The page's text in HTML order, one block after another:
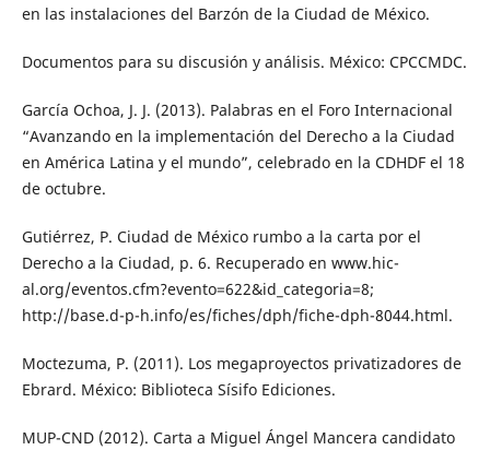
en las instalaciones del Barzón de la Ciudad de México.
Documentos para su discusión y análisis. México: CPCCMDC.
García Ochoa, J. J. (2013). Palabras en el Foro Internacional
“Avanzando en la implementación del Derecho a la Ciudad
en América Latina y el mundo”, celebrado en la CDHDF el 18
de octubre.
Gutiérrez, P. Ciudad de México rumbo a la carta por el
Derecho a la Ciudad, p. 6. Recuperado en www.hic-
al.org/eventos.cfm?evento=622&id_categoria=8;
http://base.d-p-h.info/es/fiches/dph/fiche-dph-8044.html.
Moctezuma, P. (2011). Los megaproyectos privatizadores de
Ebrard. México: Biblioteca Sísifo Ediciones.
MUP-CND (2012). Carta a Miguel Ángel Mancera candidato